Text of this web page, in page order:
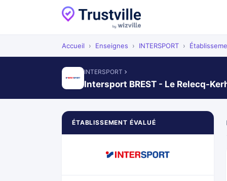
Accueil › Enseignes › INTERSPORT ›
INTERSPORT
Intersport BREST - Le Relecq-
ÉTABLISSEMENT ÉVALUÉ